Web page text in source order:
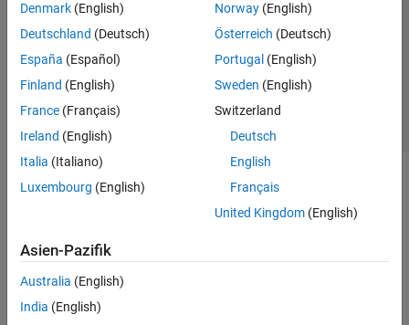
Denmark (English)
Deutschland (Deutsch)
España (Español)
Finland (English)
France (Français)
Ireland (English)
Italia (Italiano)
Luxembourg (English)
Norway(English)
Österreich (Deutsch)
Portugal (English)
Sweden (English)
Switzerland
Deutsch
English
Français
United Kingdom(English)
Asien-Pazifik
Australia (English)
India (English)
Datendiebstahl verhindern
Status von Anwendungen
© 1994-2026 The MathWorks, Inc.
Website auswählen
Deutschland